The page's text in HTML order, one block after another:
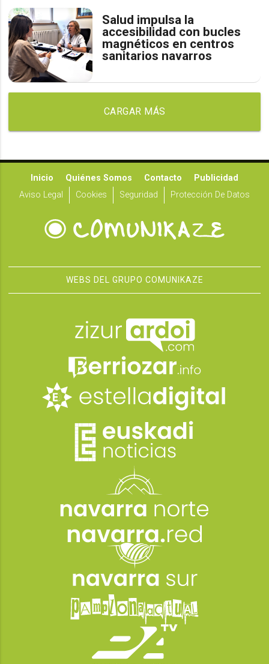
Salud impulsa la
accesibilidad con bucles
magnéticos en centros
sanitarios navarros
CARGAR MÁS
Inicio Quiénes Somos Contacto
Publicidad
Aviso Legal
Cookies Seguridad Protección De Datos
WEBS DEL GRUPO COMUNIKAZE